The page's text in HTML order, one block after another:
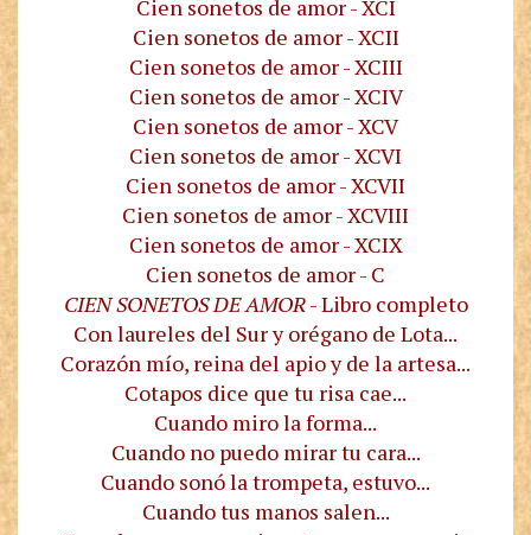
Cien sonetos de amor - XCI
Cien sonetos de amor - XCII
Cien sonetos de amor - XCIII
Cien sonetos de amor - XCIV
Cien sonetos de amor - XCV
Cien sonetos de amor - XCVI
Cien sonetos de amor - XCVII
Cien sonetos de amor - XCVIII
Cien sonetos de amor - XCIX
Cien sonetos de amor - C
CIEN SONETOS DE AMOR- Libro completo
Con laureles del Sur y orégano de Lota...
Corazón mío, reina del apio y de la artesa...
Cotapos dice que tu risa cae...
Cuando miro la forma...
Cuando no puedo mirar tu cara...
Cuando sonó la trompeta, estuvo...
Cuando tus manos salen...